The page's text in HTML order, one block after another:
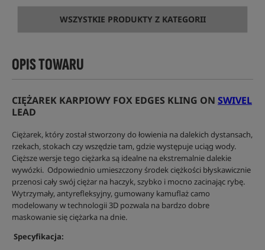
WSZYSTKIE PRODUKTY Z KATEGORII
OPIS TOWARU
CIĘŻAREK KARPIOWY FOX EDGES KLING ON SWIVEL
LEAD
Ciężarek, który został stworzony do łowienia na dalekich dystansach,
rzekach, stokach czy wszędzie tam, gdzie występuje uciąg wody.
Cięższe wersje tego ciężarka są idealne na ekstremalnie dalekie
wywózki. Odpowiednio umieszczony środek ciężkości błyskawicznie
przenosi cały swój ciężar na haczyk, szybko i mocno zacinając rybę.
Wytrzymały, antyrefleksyjny, gumowany kamuflaż camo
modelowany w technologii 3D pozwala na bardzo dobre
maskowanie się ciężarka na dnie.
Specyfikacja: